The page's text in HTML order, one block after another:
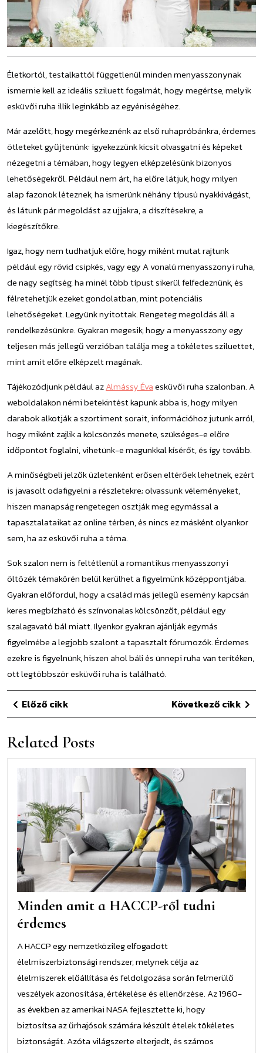
Életkortól, testalkattól függetlenül minden menyasszonynak
ismernie kell az ideális sziluett fogalmát, hogy megértse, melyik
esküvői ruha illik leginkább az egyéniségéhez.
Már azelőtt, hogy megérkeznénk az első ruhapróbánkra, érdemes
ötleteket gyűjtenünk: igyekezzünk kicsit olvasgatni és képeket
nézegetni a témában, hogy legyen elképzelésünk bizonyos
lehetőségekről. Például nem árt, ha előre látjuk, hogy milyen
alap fazonok léteznek, ha ismerünk néhány típusú nyakkivágást,
és látunk pár megoldást az ujjakra, a díszítésekre, a
kiegészítőkre.
Igaz, hogy nem tudhatjuk előre, hogy miként mutat rajtunk
például egy rövid csipkés, vagy egy A vonalú menyasszonyi ruha,
de nagy segítség, ha minél több típust sikerül felfedeznünk, és
félretehetjük ezeket gondolatban, mint potenciális
lehetőségeket. Legyünk nyitottak. Rengeteg megoldás áll a
rendelkezésünkre. Gyakran megesik, hogy a menyasszony egy
teljesen más jellegű verzióban találja meg a tökéletes sziluettet,
mint amit előre elképzelt magának.
Tájékozódjunk például azAlmássy Évaesküvői ruha szalonban. A
weboldalakon némi betekintést kapunk abba is, hogy milyen
darabok alkotják a szortiment sorait, információhoz jutunk arról,
hogy miként zajlik a kölcsönzés menete, szükséges-e előre
időpontot foglalni, vihetünk-e magunkkal kísérőt, és így tovább.
A minőségbeli jelzők üzletenként erősen eltérőek lehetnek, ezért
is javasolt odafigyelni a részletekre; olvassunk véleményeket,
hiszen manapság rengetegen osztják meg egymással a
tapasztalataikat az online térben, és nincs ez másként olyankor
sem, ha az esküvői ruha a téma.
Sok szalon nem is feltétlenül a romantikus menyasszonyi
öltözék témakörén belül kerülhet a figyelmünk középpontjába.
Gyakran előfordul, hogy a család más jellegű esemény kapcsán
keres megbízható és színvonalas kölcsönzőt, például egy
szalagavató bál miatt. Ilyenkor gyakran ajánlják egymás
figyelmébe a legjobb szalont a tapasztalt fórumozók. Érdemes
ezekre is figyelnünk, hiszen ahol báli és ünnepi ruha van terítéken,
ott legtöbbször esküvői ruha is található.
Bejegyzés
navigáció
Előző cikk
Post
Következő cikk
Related Posts
Minden amit a HACCP-ről tudni
érdemes
A HACCP egy nemzetközileg elfogadott
élelmiszerbiztonsági rendszer, melynek célja az
élelmiszerek előállítása és feldolgozása során felmerülő
veszélyek azonosítása, értékelése és ellenőrzése. Az 1960-
as években az amerikai NASA fejlesztette ki, hogy
biztosítsa az űrhajósok számára készült ételek tökéletes
biztonságát. Azóta világszerte elterjedt, és számos